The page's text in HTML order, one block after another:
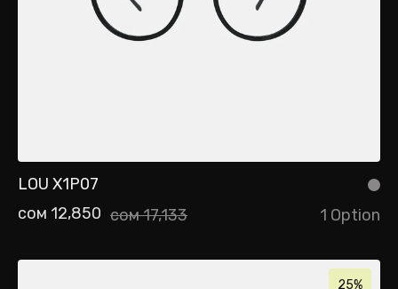
LOU X1P07
сом 12,850 сом 17,133 1 Option
25%